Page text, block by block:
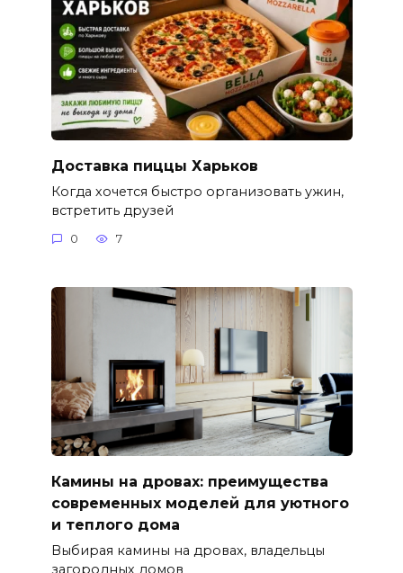
Доставка пиццы Харьков
Когда хочется быстро организовать ужин,
встретить друзей
0 7
Камины на дровах: преимущества
современных моделей для уютного
и теплого дома
Выбирая камины на дровах, владельцы
загородных домов